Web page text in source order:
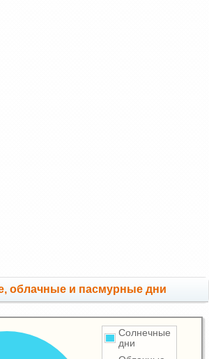
облачные и пасмурные дни
Солнечные
дни